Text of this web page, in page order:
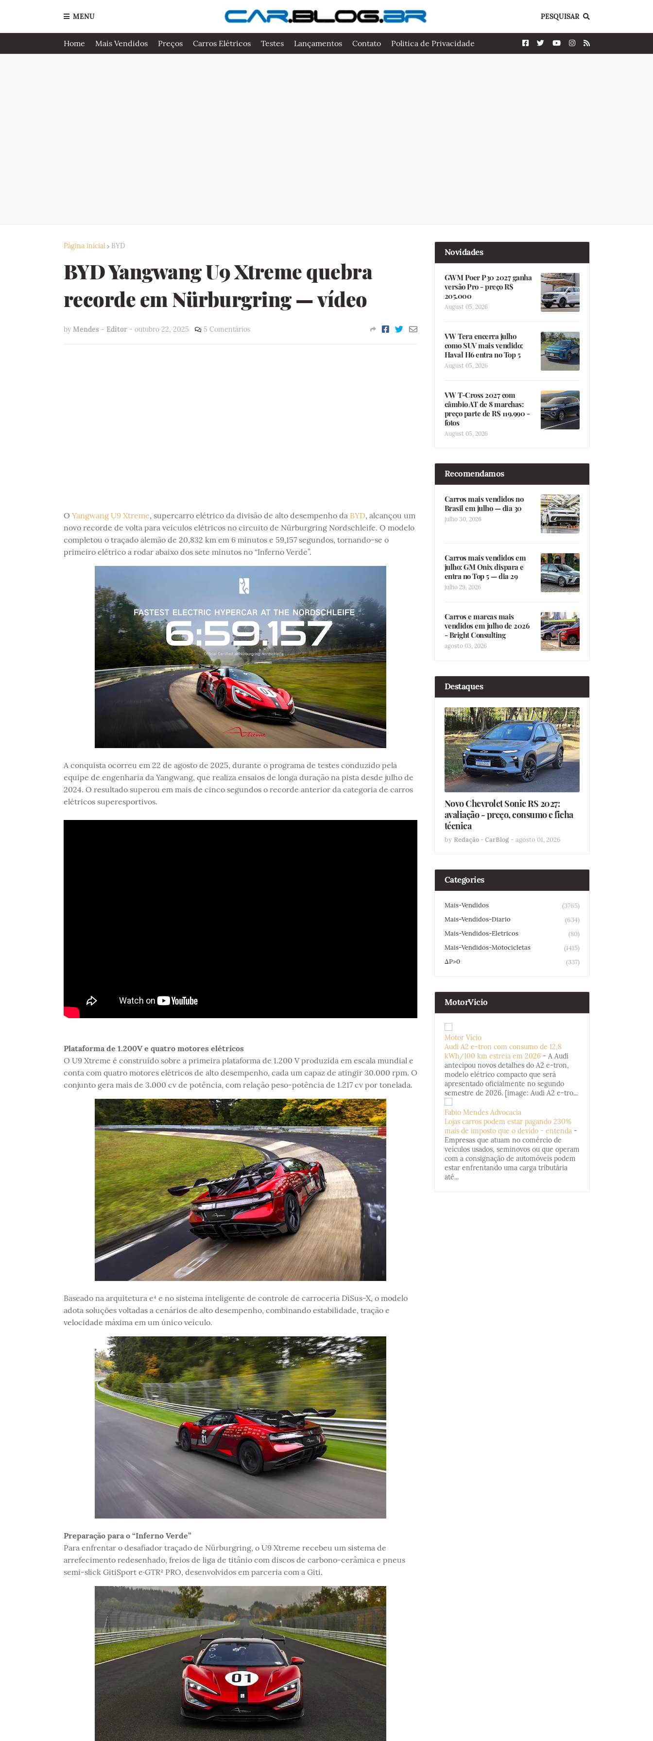
MENU PESQUISAR
Home Mais Vendidos Preços Carros Elétricos Testes Lançamentos Contato Politica de Privacidade
Página inicial BYD
BYD Yangwang U9 Xtreme quebra
recorde em Nürburgring — vídeo
by Mendes - Editor - outubro 22, 2025 5 Comentários
O Yangwang U9 Xtreme, supercarro elétrico da divisão de alto desempenho da BYD, alcançou um
novo recorde de volta para veículos elétricos no circuito de Nürburgring Nordschleife. O modelo
completou o traçado alemão de 20,832 km em 6 minutos e 59,157 segundos, tornando-se o
primeiro elétrico a rodar abaixo dos sete minutos no “Inferno Verde”.
A conquista ocorreu em 22 de agosto de 2025, durante o programa de testes conduzido pela
equipe de engenharia da Yangwang, que realiza ensaios de longa duração na pista desde julho de
2024. O resultado superou em mais de cinco segundos o recorde anterior da categoria de carros
elétricos superesportivos.
Plataforma de 1.200V e quatro motores elétricos
O U9 Xtreme é construído sobre a primeira plataforma de 1.200 V produzida em escala mundial e
conta com quatro motores elétricos de alto desempenho, cada um capaz de atingir 30.000 rpm. O
conjunto gera mais de 3.000 cv de potência, com relação peso-potência de 1.217 cv por tonelada.
Baseado na arquitetura e⁴ e no sistema inteligente de controle de carroceria DiSus-X, o modelo
adota soluções voltadas a cenários de alto desempenho, combinando estabilidade, tração e
velocidade máxima em um único veículo.
Preparação para o “Inferno Verde”
Para enfrentar o desafiador traçado de Nürburgring, o U9 Xtreme recebeu um sistema de
arrefecimento redesenhado, freios de liga de titânio com discos de carbono-cerâmica e pneus
semi-slick GitiSport e·GTR² PRO, desenvolvidos em parceria com a Giti.
Novidades
GWM Poer P30 2027 ganha
versão Pro - preço R$
205.000
August 05, 2026
VW Tera encerra julho
como SUV mais vendido;
Haval H6 entra no Top 5
August 05, 2026
VW T-Cross 2027 com
câmbio AT de 8 marchas:
preço parte de R$ 119.990 -
fotos
August 05, 2026
Recomendamos
Carros mais vendidos no
Brasil em julho — dia 30
julho 30, 2026
Carros mais vendidos em
julho: GM Onix dispara e
entra no Top 5 — dia 29
julho 29, 2026
Carros e marcas mais
vendidos em julho de 2026
- Bright Consulting
agosto 03, 2026
Destaques
Novo Chevrolet Sonic RS 2027:
avaliação - preço, consumo e ficha
técnica
by Redação - CarBlog - agosto 01, 2026
Categories
Mais-Vendidos
(3765)
Mais-Vendidos-Diario
(634)
Mais-Vendidos-Eletricos
(80)
Mais-Vendidos-Motocicletas
(1415)
ΔP>0
(337)
MotorVicio
Motor Vício
Audi A2 e-tron com consumo de 12,8
kWh/100 km estreia em 2026 - A Audi
antecipou novos detalhes do A2 e-tron,
modelo elétrico compacto que será
apresentado oficialmente no segundo
semestre de 2026. [image: Audi A2 e-tro...
Fabio Mendes Advocacia
Lojas carros podem estar pagando 230%
mais de imposto que o devido - entenda -
Empresas que atuam no comércio de
veículos usados, seminovos ou que operam
com a consignação de automóveis podem
estar enfrentando uma carga tributária
até...